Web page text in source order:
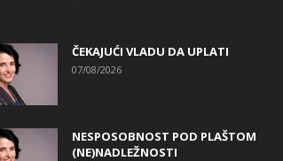
ČEKAJUĆI VLADU DA UPLATI
07/08/2026
NESPOSOBNOST POD PLAŠTOM
(NE)NADLEŽNOSTI